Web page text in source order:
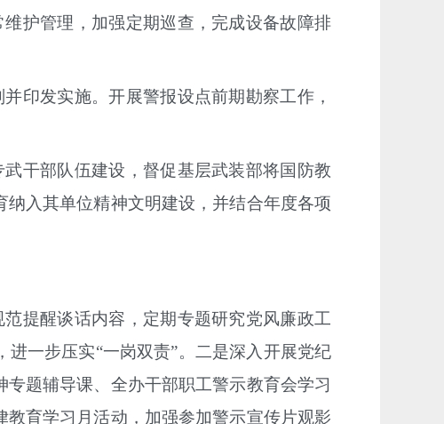
护管理，加强定期巡查，完成设备故障排
并印发实施。开展警报设点前期勘察工作，
干部队伍建设，督促基层武装部将国防教
纳入其单位精神文明建设，并结合年度各项
提醒谈话内容，定期专题研究党风廉政工
进一步压实“一岗双责”。二是深入开展党纪
题辅导课、全办干部职工警示教育会学习
育学习月活动，加强参加警示宣传片观影